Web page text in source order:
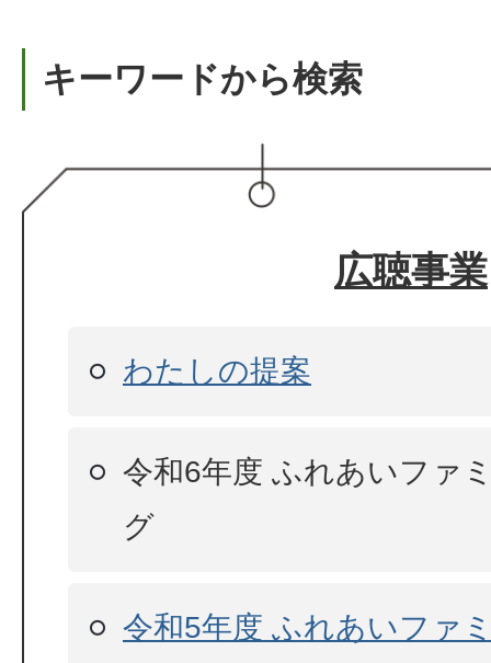
キーワードから検索
広聴事業
わたしの提案
令和6年度 ふれあいファ
グ
令和5年度 ふれあいファ